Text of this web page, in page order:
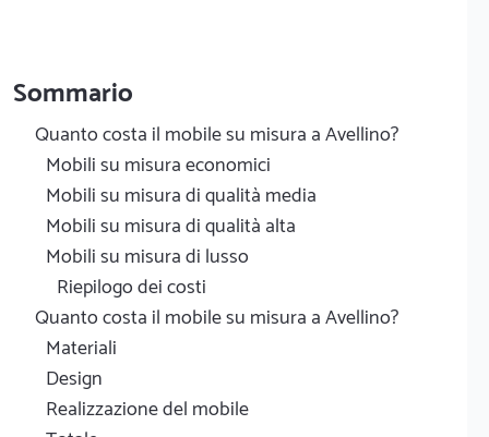
Sommario
Quanto costa il mobile su misura a Avellino?
Mobili su misura economici
Mobili su misura di qualità media
Mobili su misura di qualità alta
Mobili su misura di lusso
Riepilogo dei costi
Quanto costa il mobile su misura a Avellino?
Materiali
Design
Realizzazione del mobile